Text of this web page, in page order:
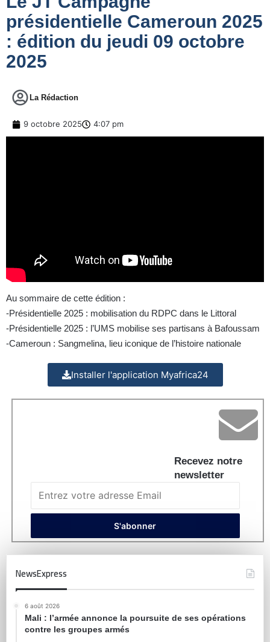
présidentielle Cameroun 2025
: édition du jeudi 09 octobre
2025
La Rédaction
9 octobre 2025 4:07 pm
Au sommaire de cette édition :
-Présidentielle 2025 : mobilisation du RDPC dans le Littoral
-Présidentielle 2025 : l’UMS mobilise ses partisans à Bafoussam
-Cameroun : Sangmelina, lieu iconique de l’histoire nationale
Installer l'application Myafrica24
Recevez notre
newsletter
NewsExpress
6 août 2026
Mali : l’armée annonce la poursuite de ses opérations
contre les groupes armés